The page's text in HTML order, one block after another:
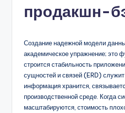
A
S
o
продакшн-
Создание надежной модели
академическое упражнение; это
строится стабильность
сущностей и связей (ERD)
информация хранится,
производственной среде. Когда
масштабируются, стоимость